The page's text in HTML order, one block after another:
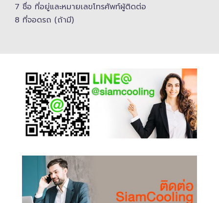
7 ชื่อ ที่อยู่และ​หมายเลขโทรศัพท์​ผู้ติดต่อ
8 ที่จอดรถ (ถ้ามี)​